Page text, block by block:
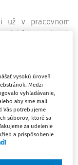
už v pracovnom
dohôd o prácach
spise alebo v
osobný spis
Zákonník práce
"ZP") neobsahuje
ani výslovne
alebo nemá byť
vysokú úroveň
Medzi
vyhľadávanie,
aby sme mali
Vás potrebujeme
súborov, ktoré sa
za udelenie
a prispôsobenie